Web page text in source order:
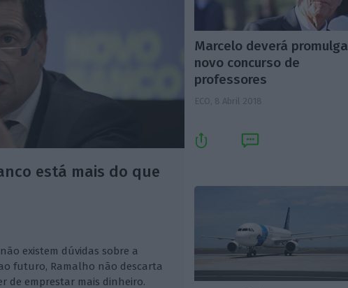
está mais do que
existem dúvidas sobre a
futuro, Ramalho não descarta
de emprestar mais dinheiro.
Marcelo deverá
novo concurso de
professores
ECO, 8 Abril 2018